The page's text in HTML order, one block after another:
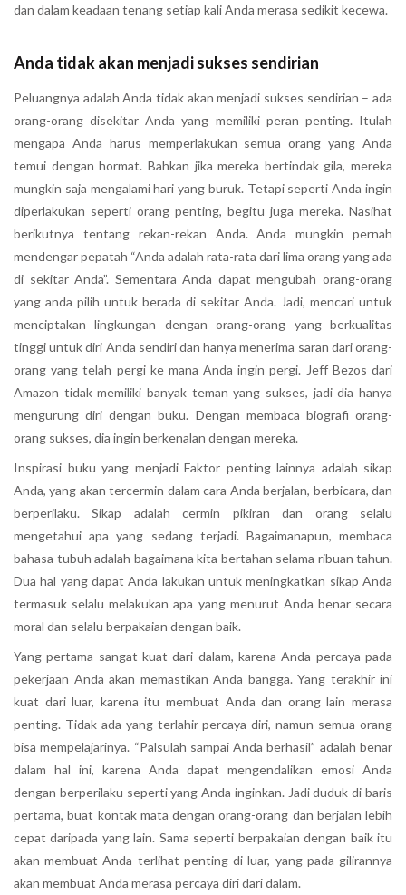
dan dalam keadaan tenang setiap kali Anda merasa sedikit kecewa.
Anda tidak akan menjadi sukses sendirian
Peluangnya adalah Anda tidak akan menjadi sukses sendirian – ada
orang-orang disekitar Anda yang memiliki peran penting. Itulah
mengapa Anda harus memperlakukan semua orang yang Anda
temui dengan hormat. Bahkan jika mereka bertindak gila, mereka
mungkin saja mengalami hari yang buruk. Tetapi seperti Anda ingin
diperlakukan seperti orang penting, begitu juga mereka. Nasihat
berikutnya tentang rekan-rekan Anda. Anda mungkin pernah
mendengar pepatah “Anda adalah rata-rata dari lima orang yang ada
di sekitar Anda”. Sementara Anda dapat mengubah orang-orang
yang anda pilih untuk berada di sekitar Anda. Jadi, mencari untuk
menciptakan lingkungan dengan orang-orang yang berkualitas
tinggi untuk diri Anda sendiri dan hanya menerima saran dari orang-
orang yang telah pergi ke mana Anda ingin pergi. Jeff Bezos dari
Amazon tidak memiliki banyak teman yang sukses, jadi dia hanya
mengurung diri dengan buku. Dengan membaca biografi orang-
orang sukses, dia ingin berkenalan dengan mereka.
Inspirasi buku yang menjadi Faktor penting lainnya adalah sikap
Anda, yang akan tercermin dalam cara Anda berjalan, berbicara, dan
berperilaku. Sikap adalah cermin pikiran dan orang selalu
mengetahui apa yang sedang terjadi. Bagaimanapun, membaca
bahasa tubuh adalah bagaimana kita bertahan selama ribuan tahun.
Dua hal yang dapat Anda lakukan untuk meningkatkan sikap Anda
termasuk selalu melakukan apa yang menurut Anda benar secara
moral dan selalu berpakaian dengan baik.
Yang pertama sangat kuat dari dalam, karena Anda percaya pada
pekerjaan Anda akan memastikan Anda bangga. Yang terakhir ini
kuat dari luar, karena itu membuat Anda dan orang lain merasa
penting. Tidak ada yang terlahir percaya diri, namun semua orang
bisa mempelajarinya. “Palsulah sampai Anda berhasil” adalah benar
dalam hal ini, karena Anda dapat mengendalikan emosi Anda
dengan berperilaku seperti yang Anda inginkan. Jadi duduk di baris
pertama, buat kontak mata dengan orang-orang dan berjalan lebih
cepat daripada yang lain. Sama seperti berpakaian dengan baik itu
akan membuat Anda terlihat penting di luar, yang pada gilirannya
akan membuat Anda merasa percaya diri dari dalam.